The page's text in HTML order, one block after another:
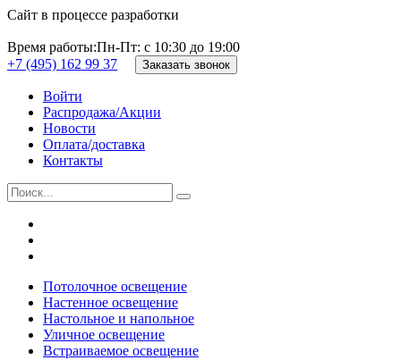
Сайт в процессе разработки
Время работы:Пн-Пт: с 10:30 до 19:00
+7 (495) 162 99 37
Заказать звонок
Войти
Распродажа/Акции
Новости
Оплата/доставка
Контакты
Потолочное освещение
Настенное освещение
Настольное и напольное
Уличное освещение
Встраиваемое освещение